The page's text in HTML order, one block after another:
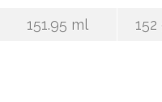
151.95 ml
152